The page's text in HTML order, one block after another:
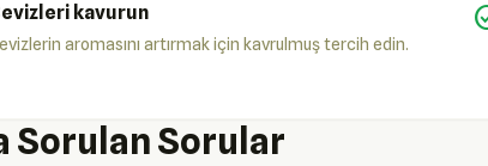
kavurun
aromasını artırmak için kavrulmuş tercih edin.
Sorulan Sorular